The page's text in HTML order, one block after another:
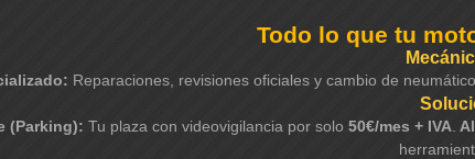
Todo lo que tu
Reparaciones, revisiones oficiales y cambio de
(Parking): Tu plaza con videovigilancia por solo 50€/mes + IVA.